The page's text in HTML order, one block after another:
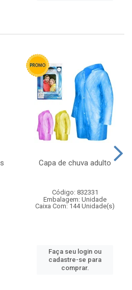
Capa de chuva adulto
Código: 832331
Embalagem: Unidade
Caixa Com: 144 Unidade(s)
Faça seu login ou
cadastre-se para
comprar.